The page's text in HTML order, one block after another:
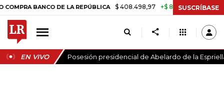
BANCO DE LA REPÚBLICA $ 408.498,97 +$ 8.753,81 +2,19% TASA
SUSCRÍBASE
EN VIVO Posesión presidencial de Abelardo de la